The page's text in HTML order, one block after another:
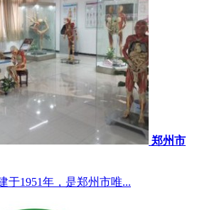
郑州市
1951年，是郑州市唯...